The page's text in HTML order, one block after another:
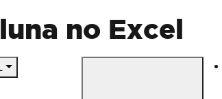
// Linq
no Excel